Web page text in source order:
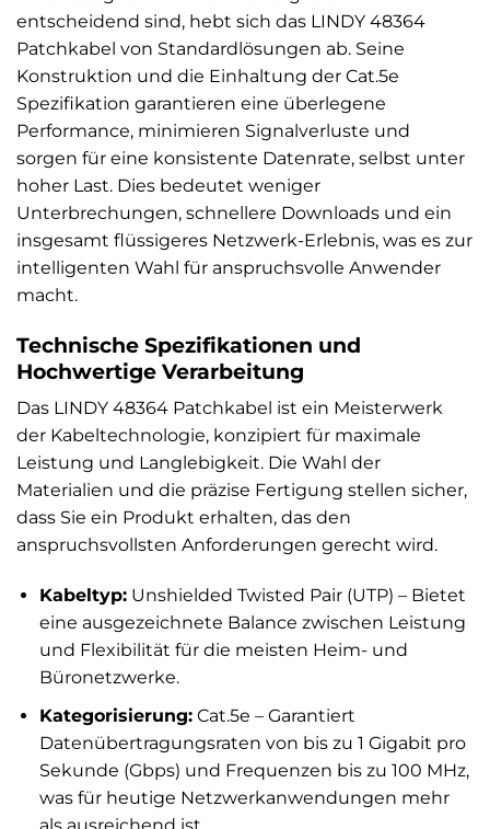
entscheidend sind, hebt sich das LINDY 48364
Patchkabel von Standardlösungen ab. Seine
Konstruktion und die Einhaltung der Cat.5e
Spezifikation garantieren eine überlegene
Performance, minimieren Signalverluste und
sorgen für eine konsistente Datenrate, selbst unter
hoher Last. Dies bedeutet weniger
Unterbrechungen, schnellere Downloads und ein
insgesamt flüssigeres Netzwerk-Erlebnis, was es zur
intelligenten Wahl für anspruchsvolle Anwender
macht.
Technische Spezifikationen und
Hochwertige Verarbeitung
Das LINDY 48364 Patchkabel ist ein Meisterwerk
der Kabeltechnologie, konzipiert für maximale
Leistung und Langlebigkeit. Die Wahl der
Materialien und die präzise Fertigung stellen sicher,
dass Sie ein Produkt erhalten, das den
anspruchsvollsten Anforderungen gerecht wird.
Kabeltyp:Unshielded Twisted Pair (UTP) – Bietet
eine ausgezeichnete Balance zwischen Leistung
und Flexibilität für die meisten Heim- und
Büronetzwerke.
Kategorisierung:Cat.5e – Garantiert
Datenübertragungsraten von bis zu 1 Gigabit pro
Sekunde (Gbps) und Frequenzen bis zu 100 MHz,
was für heutige Netzwerkanwendungen mehr
als ausreichend ist.